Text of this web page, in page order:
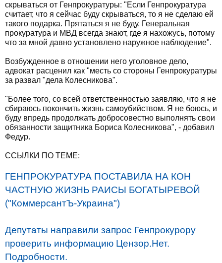
скрываться от Генпрокуратуры: "Если Генпрокуратура
считает, что я сейчас буду скрываться, то я не сделаю ей
такого подарка. Прятаться я не буду. Генеральная
прокуратура и МВД всегда знают, где я нахожусь, потому
что за мной давно установлено наружное наблюдение".
Возбужденное в отношении него уголовное дело,
адвокат расценил как "месть со стороны Генпрокуратуры
за развал "дела Колесникова".
"Более того, со всей ответственностью заявляю, что я не
сбираюсь покончить жизнь самоубийством. Я не боюсь, и
буду впредь продолжать добросовестно выполнять свои
обязанности защитника Бориса Колесникова", - добавил
Федур.
ССЫЛКИ ПО ТЕМЕ:
ГЕНПРОКУРАТУРА ПОСТАВИЛА НА КОН
ЧАСТНУЮ ЖИЗНЬ РАИСЫ БОГАТЫРЕВОЙ
("КоммерсантЪ-Украина")
Депутаты направили запрос Генпрокурору
проверить информацию Цензор.Нет.
Подробности.